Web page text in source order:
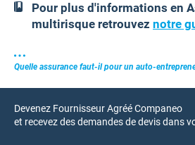
Pour plus d'informations en
multirisque retrouvez notre
Quelle assurance faut-il pour un auto-
Devenez Fournisseur Agréé Companeo
et recevez des demandes de devis dans